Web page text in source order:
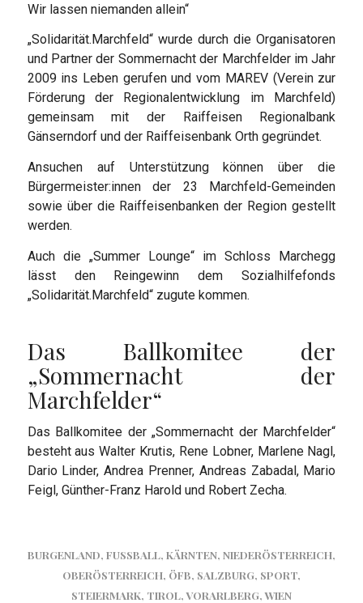
Wir lassen niemanden allein“
„Solidarität.Marchfeld“ wurde durch die Organisatoren
und Partner der Sommernacht der Marchfelder im Jahr
2009 ins Leben gerufen und vom MAREV (Verein zur
Förderung der Regionalentwicklung im Marchfeld)
gemeinsam mit der Raiffeisen Regionalbank
Gänserndorf und der Raiffeisenbank Orth gegründet.
Ansuchen auf Unterstützung können über die
Bürgermeister:innen der 23 Marchfeld-Gemeinden
sowie über die Raiffeisenbanken der Region gestellt
werden.
Auch die „Summer Lounge“ im Schloss Marchegg
lässt den Reingewinn dem Sozialhilfefonds
„Solidarität.Marchfeld“ zugute kommen.
Das Ballkomitee der
„Sommernacht der
Marchfelder“
Das Ballkomitee der „Sommernacht der Marchfelder“
besteht aus Walter Krutis, Rene Lobner, Marlene Nagl,
Dario Linder, Andrea Prenner, Andreas Zabadal, Mario
Feigl, Günther-Franz Harold und Robert Zecha.
BURGENLAND, FUSSBALL, KÄRNTEN, NIEDERÖSTERREICH,
OBERÖSTERREICH, ÖFB, SALZBURG, SPORT,
STEIERMARK, TIROL,VORARLBERG,WIEN